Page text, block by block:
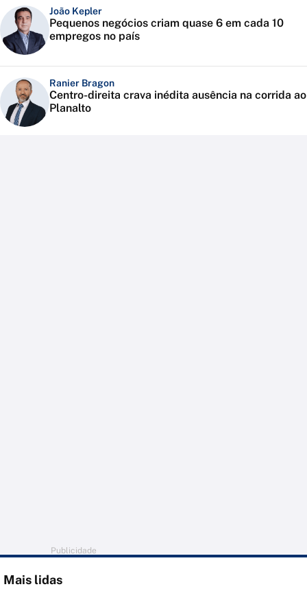
João Kepler
Pequenos negócios criam quase 6 em cada 10
empregos no país
Ranier Bragon
Centro-direita crava inédita ausência na corrida ao
Planalto
Publicidade
Mais lidas